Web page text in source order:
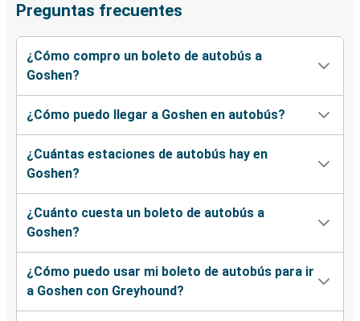
Preguntas frecuentes
¿Cómo compro un boleto de autobús a
Goshen?
¿Cómo puedo llegar a Goshen en autobús?
¿Cuántas estaciones de autobús hay en
Goshen?
¿Cuánto cuesta un boleto de autobús a
Goshen?
¿Cómo puedo usar mi boleto de autobús para ir
a Goshen con Greyhound?